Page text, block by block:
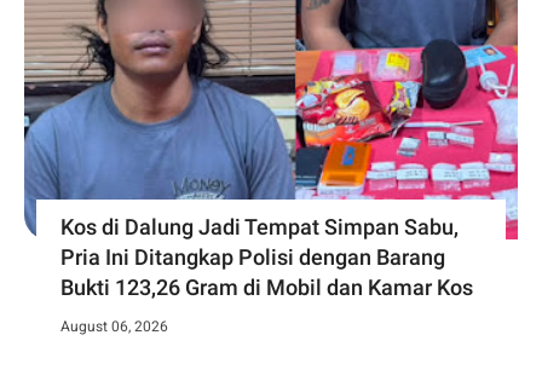
Kos di Dalung Jadi Tempat Simpan Sabu,
Pria Ini Ditangkap Polisi dengan Barang
Bukti 123,26 Gram di Mobil dan Kamar Kos
August 06, 2026